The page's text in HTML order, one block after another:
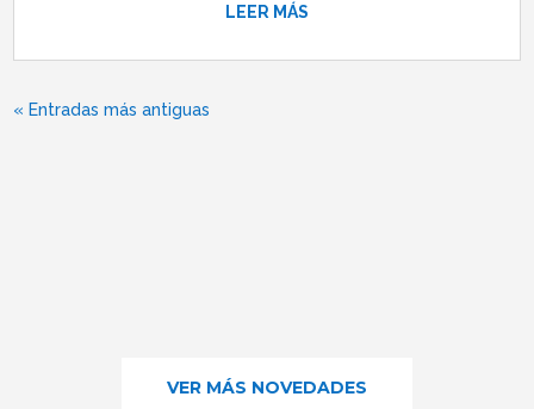
LEER MÁS
« Entradas más antiguas
VER MÁS NOVEDADES